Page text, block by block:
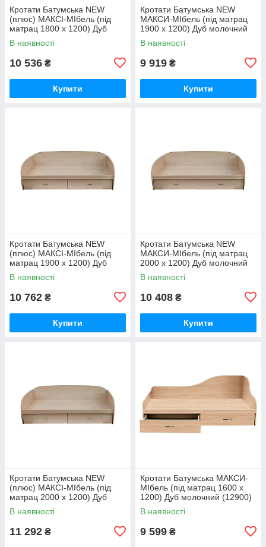
Кротати Батумська NEW
(плюс) МАКСІ-МІбель (під
матрац 1800 х 1200) Дуб
молочний (12894)
В наявності
10 536 ₴
Купити
Кротати Батумська NEW
MАКСИ-МІбель (під матрац
1900 x 1200) Дуб молочний
(12895)
В наявності
9 919 ₴
Купити
Кротати Батумська NEW
(плюс) МАКСІ-МІбель (під
матрац 1900 х 1200) Дуб
молочний (12896)
В наявності
10 762 ₴
Купити
Кротати Батумська NEW
MАКСИ-МІбель (під матрац
2000 x 1200) Дуб молочний
(12897)
В наявності
10 408 ₴
Купити
Кротати Батумська NEW
(плюс) МАКСІ-МІбель (під
матрац 2000 х 1200) Дуб
молочний (12898)
В наявності
11 292 ₴
Кротати Батумська MАКСИ-
МІбель (під матрац 1600 x
1200) Дуб молочний (12900)
В наявності
9 599 ₴